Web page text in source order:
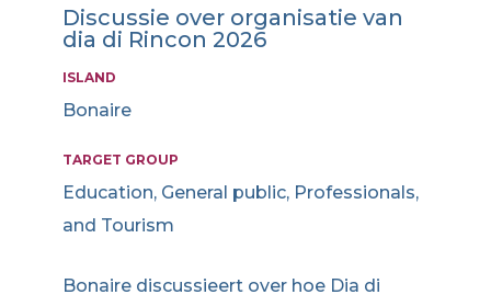
Discussie over organisatie van
dia di Rincon 2026
ISLAND
Bonaire
TARGET GROUP
Education, General public, Professionals,
and Tourism
Bonaire discussieert over hoe Dia di